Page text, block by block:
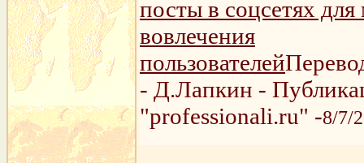
посты в соцсетях
вовлечения
пользователей
- Д.Лапкин -
"professionali.ru" -8/7/